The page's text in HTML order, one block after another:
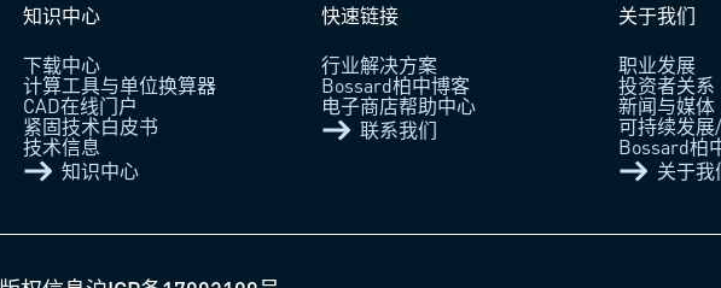
知识中心
下载中心
计算工具与单位换算器
CAD在线门户
紧固技术白皮书
技术信息
知识中心
快速链接
行业解决方案
Bossard柏中博客
电子商店帮助中心
联系我们
关于我们
职业发展
投资者关系
新闻与媒体
可持续发展
Bossard柏
关于我